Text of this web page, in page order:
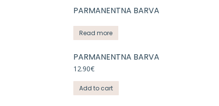
PARMANENTNA BARVA
Read more
PARMANENTNA BARVA
12.90€
Add to cart